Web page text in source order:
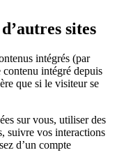
sites
intégrés (par
intégré depuis
que si le visiteur se
sur vous, utiliser des
suivre vos interactions
d’un compte